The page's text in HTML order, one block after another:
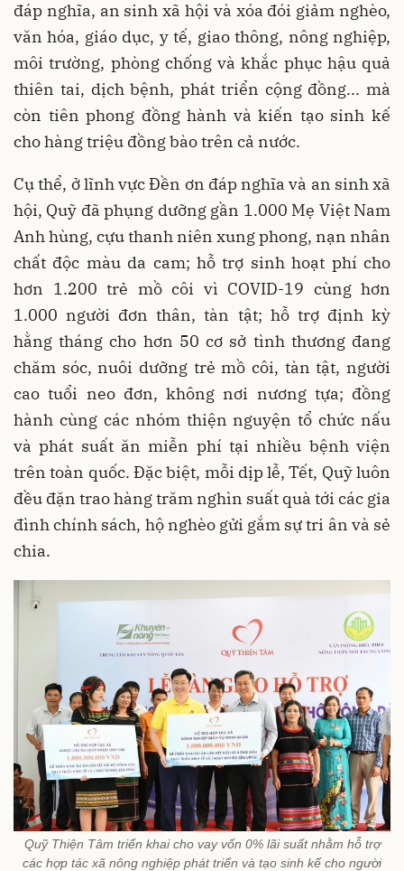
đáp nghĩa, an sinh xã hội và xóa đói giảm nghèo,
văn hóa, giáo dục, y tế, giao thông, nông nghiệp,
môi trường, phòng chống và khắc phục hậu quả
thiên tai, dịch bệnh, phát triển cộng đồng... mà
còn tiên phong đồng hành và kiến tạo sinh kế
cho hàng triệu đồng bào trên cả nước.
Cụ thể, ở lĩnh vực Đền ơn đáp nghĩa và an sinh xã
hội, Quỹ đã phụng dưỡng gần 1.000 Mẹ Việt Nam
Anh hùng, cựu thanh niên xung phong, nạn nhân
chất độc màu da cam; hỗ trợ sinh hoạt phí cho
hơn 1.200 trẻ mồ côi vì COVID-19 cùng hơn
1.000 người đơn thân, tàn tật; hỗ trợ định kỳ
hằng tháng cho hơn 50 cơ sở tình thương đang
chăm sóc, nuôi dưỡng trẻ mồ côi, tàn tật, người
cao tuổi neo đơn, không nơi nương tựa; đồng
hành cùng các nhóm thiện nguyện tổ chức nấu
và phát suất ăn miễn phí tại nhiều bệnh viện
trên toàn quốc. Đặc biệt, mỗi dịp lễ, Tết, Quỹ luôn
đều đặn trao hàng trăm nghìn suất quà tới các gia
đình chính sách, hộ nghèo gửi gắm sự tri ân và sẻ
chia.
Quỹ Thiện Tâm triển khai cho vay vốn 0% lãi suất nhằm hỗ trợ
các hợp tác xã nông nghiệp phát triển và tạo sinh kế cho người